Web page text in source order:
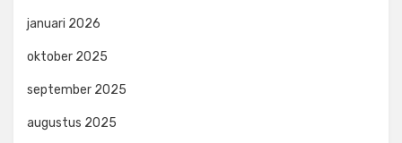
januari 2026
oktober 2025
september 2025
augustus 2025